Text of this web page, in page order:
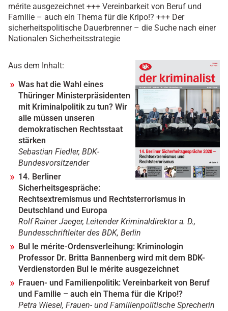
mérite ausgezeichnet +++ Vereinbarkeit von Beruf und
Familie – auch ein Thema für die Kripo!? +++ Der
sicherheitspolitische Dauerbrenner – die Suche nach einer
Nationalen Sicherheitsstrategie
Aus dem Inhalt:
Was hat die Wahl eines
Thüringer Ministerpräsidenten
mit Kriminalpolitik zu tun? Wir
alle müssen unseren
demokratischen Rechtsstaat
stärken
Sebastian Fiedler, BDK-
Bundesvorsitzender
14. Berliner
Sicherheitsgespräche:
Rechtsextremismus und Rechtsterrorismus in
Deutschland und Europa
Rolf Rainer Jaeger, Leitender Kriminaldirektor a. D.,
Bundesschriftleiter des BDK, Berlin
Bul le mérite-Ordensverleihung: Kriminologin
Professor Dr. Britta Bannenberg wird mit dem BDK-
Verdienstorden Bul le mérite ausgezeichnet
Frauen- und Familienpolitik: Vereinbarkeit von Beruf
und Familie – auch ein Thema für die Kripo!?
Petra Wiesel, Frauen- und Familienpolitische Sprecherin